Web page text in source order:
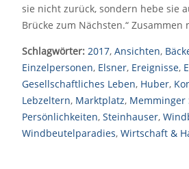
sie nicht zurück, sondern hebe sie
Brücke zum Nächsten.“ Zusammen
Schlagwörter: 2017, Ansichten,
Einzelpersonen, Elsner, Ereignisse,
Gesellschaftliches Leben, Huber,
Lebzeltern, Marktplatz, Memminger
Persönlichkeiten, Steinhauser,
Windbeutelparadies, Wirtschaft &